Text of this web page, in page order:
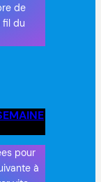
de
fil du
pour
à